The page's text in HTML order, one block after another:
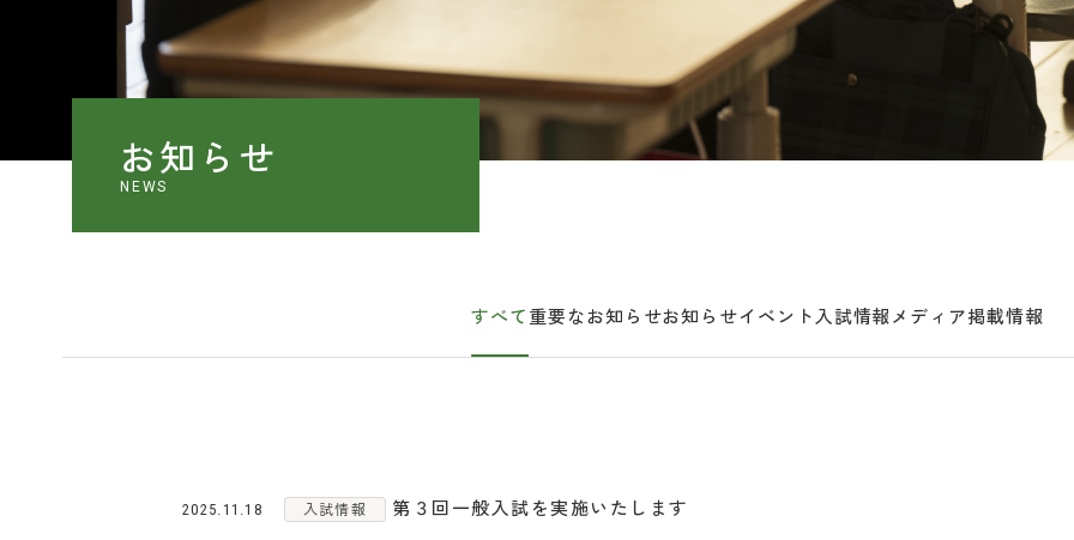
個人
お知らせ
NEWS
2025.11.18 入試情報 第３回一般入試を実施いたします
すべて重要なお知らせお知らせイベント 入試情報メディア掲載情報